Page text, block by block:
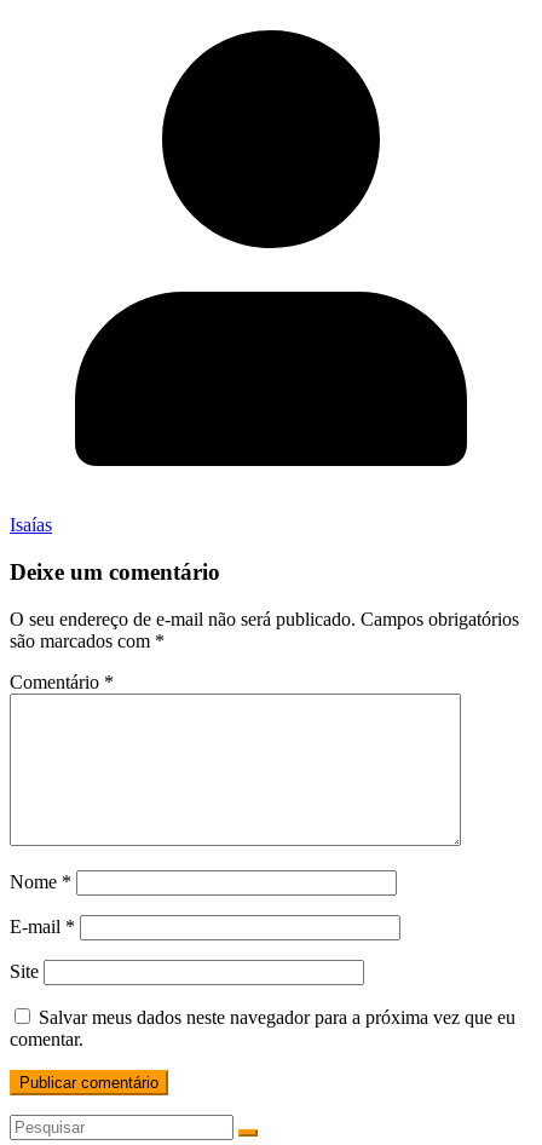
Isaías
Deixe um comentário
O seu endereço de e-mail não será publicado. Campos obrigatórios
são marcados com *
Comentário *
Nome *
E-mail *
Site
Salvar meus dados neste navegador para a próxima vez que eu
comentar.